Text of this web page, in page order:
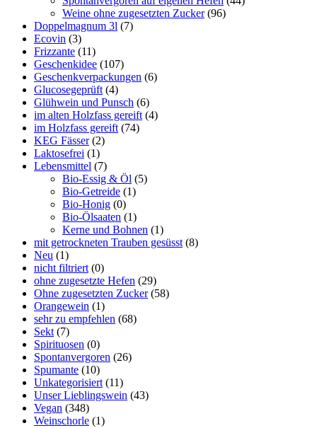
Weine ohne zugesetzten Zucker (96)
Doppelmagnum 3l (7)
Ecovin (3)
Frizzante (11)
Geschenkidee (107)
Geschenkverpackungen (6)
Glucosegeprüft (4)
Glühwein und Punsch (6)
im alten Holzfass gereift (4)
im Holzfass gereift (74)
KEG Fässer (2)
Laktosefrei (1)
Lebensmittel (7)
Bio-Essig & Öl (5)
Bio-Getreide (1)
Bio-Honig (0)
Bio-Ölsaaten (1)
Kerne und Bohnen (1)
mit getrockneten Trauben gesüsst (8)
Neu (1)
nicht filtriert (0)
ohne zugesetzte Hefen (29)
Ohne zugesetzten Zucker (58)
Orangewein (1)
sehr zu empfehlen (68)
Sekt (7)
Spirituosen (0)
Spontanvergoren (26)
Spumante (10)
Unkategorisiert (11)
Unser Lieblingswein (43)
Vegan (348)
Weinschorle (1)